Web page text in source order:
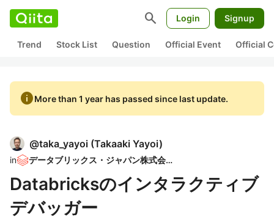
search Login Signup
Trend Stock List Question Official Event Official
infoMore than 1 year has passed since last update.
@taka_yayoi (Takaaki Yayoi)
in データブリックス・ジャパン株式会社
Databricksのインタラクティブ
デバッガー